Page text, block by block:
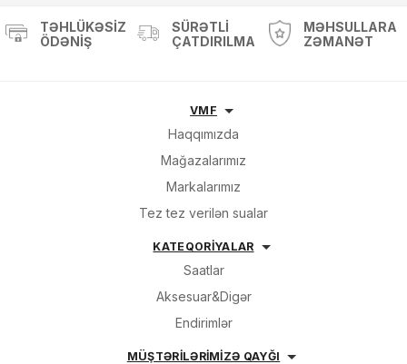
TƏHLÜKƏSIZ
ÖDƏNIŞ
SÜRƏTLI
ÇATDIRILMA
MƏHSULLARA
ZƏMANƏT
VMF
Haqqımızda
Mağazalarımız
Markalarımız
Tez tez verilən sualar
KATEQORİYALAR
Saatlar
Aksesuar&Digər
Endirimlər
MÜŞTƏRİLƏRİMİZƏ QAYĞI